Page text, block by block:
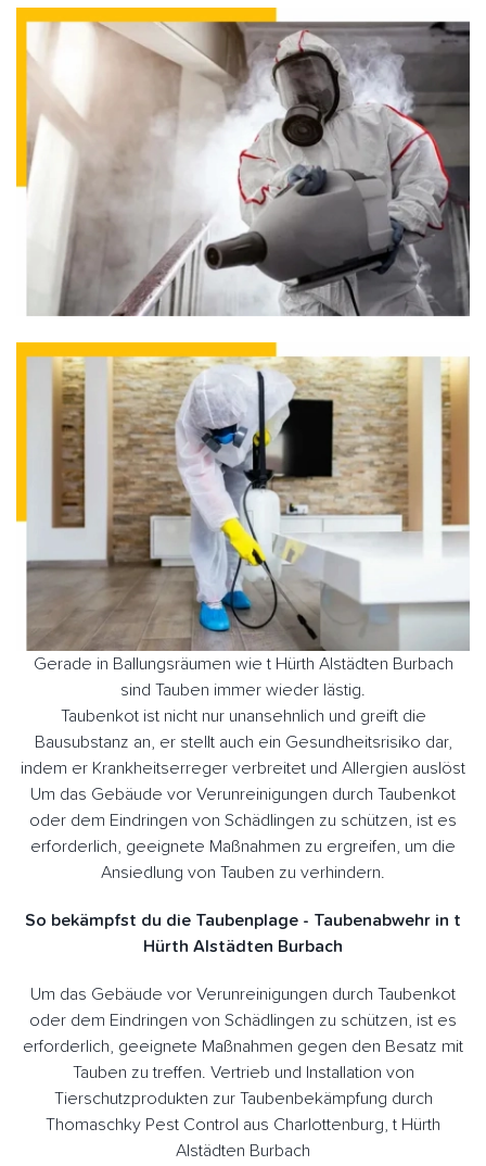
Gerade in Ballungsräumen wie t Hürth Alstädten Burbach
sind Tauben immer wieder lästig.
Taubenkot ist nicht nur unansehnlich und greift die
Bausubstanz an, er stellt auch ein Gesundheitsrisiko dar,
indem er Krankheitserreger verbreitet und Allergien auslöst
Um das Gebäude vor Verunreinigungen durch Taubenkot
oder dem Eindringen von Schädlingen zu schützen, ist es
erforderlich, geeignete Maßnahmen zu ergreifen, um die
Ansiedlung von Tauben zu verhindern.
So bekämpfst du die Taubenplage - Taubenabwehr in t
Hürth Alstädten Burbach
Um das Gebäude vor Verunreinigungen durch Taubenkot
oder dem Eindringen von Schädlingen zu schützen, ist es
erforderlich, geeignete Maßnahmen gegen den Besatz mit
Tauben zu treffen. Vertrieb und Installation von
Tierschutzprodukten zur Taubenbekämpfung durch
Thomaschky Pest Control aus Charlottenburg, t Hürth
Alstädten Burbach